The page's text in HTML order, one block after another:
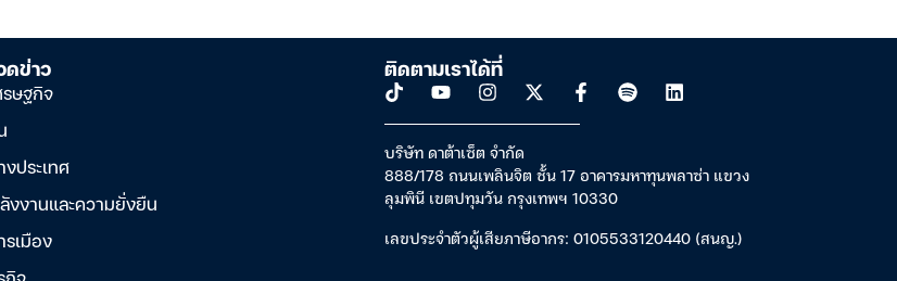
ดข่าว
รษฐกิจ
งประเทศ
งงานและความยั่งยืน
รเมือง
ติดตามเราได้ที่
บริษัท ดาต้าเซ็ต จำกัด
888/178 ถนนเพลินจิต ชั้น 17 อาคารมหาทุนพลาซ่า แขวง
ลุมพินี เขตปทุมวัน กรุงเทพฯ 10330
เลขประจำตัวผู้เสียภาษีอากร: 0105533120440 (สนญ.)